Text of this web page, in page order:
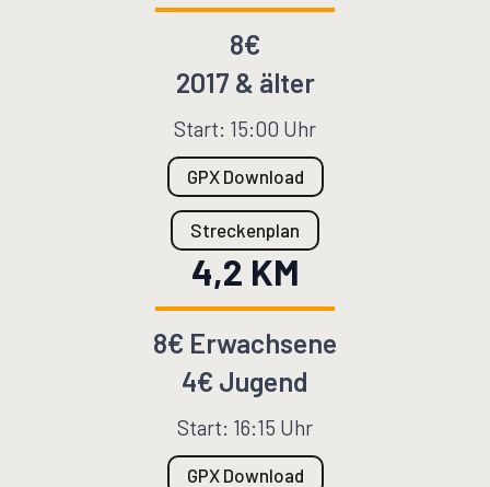
8€
2017 & älter
Start: 15:00 Uhr
GPX Download
Streckenplan
4,2 KM
8€ Erwachsene
4€ Jugend
Start: 16:15 Uhr
GPX Download